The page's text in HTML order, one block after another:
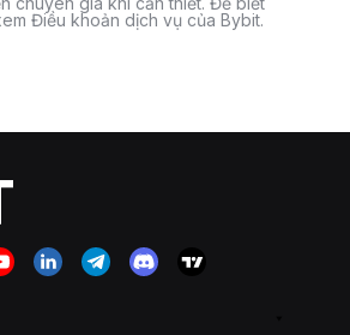
Điều khoản dịch vụ của Bybit.